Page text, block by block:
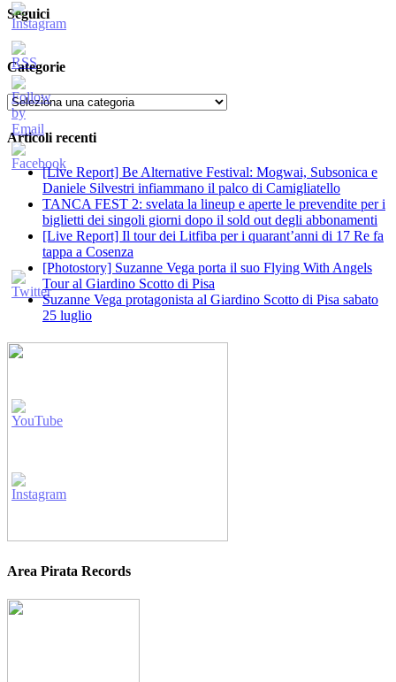
Seguici
Categorie
Categorie
Articoli recenti
[Live Report] Be Alternative Festival: Mogwai, Subsonica e
Daniele Silvestri infiammano il palco di Camigliatello
TANCA FEST 2: svelata la lineup e aperte le prevendite per i
biglietti dei singoli giorni dopo il sold out degli abbonamenti
[Live Report] Il tour dei Litfiba per i quarant’anni di 17 Re fa
tappa a Cosenza
[Photostory] Suzanne Vega porta il suo Flying With Angels
Tour al Giardino Scotto di Pisa
Suzanne Vega protagonista al Giardino Scotto di Pisa sabato
25 luglio
Area Pirata Records